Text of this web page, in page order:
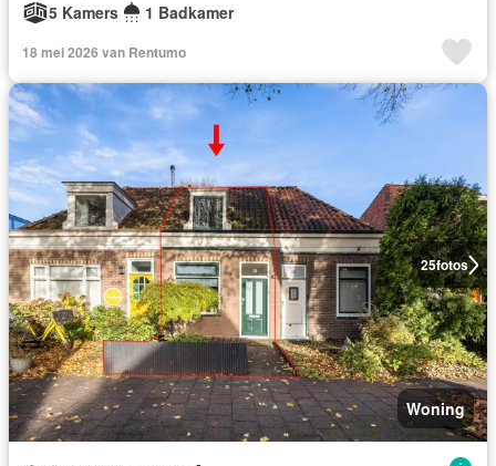
5 Kamers
1 Badkamer
18 mei 2026 van Rentumo
25fotos
Woning